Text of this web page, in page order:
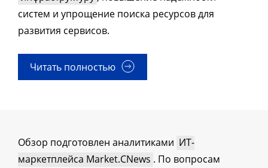
систем и упрощение поиска ресурсов для
развития сервисов.
Читать полностью
Обзор подготовлен аналитиками ИТ-
маркетплейса Market.CNews . По вопросам